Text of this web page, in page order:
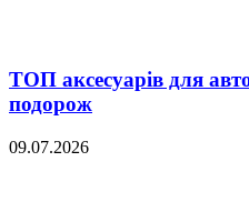
ТОП аксесуарів для
подорож
09.07.2026